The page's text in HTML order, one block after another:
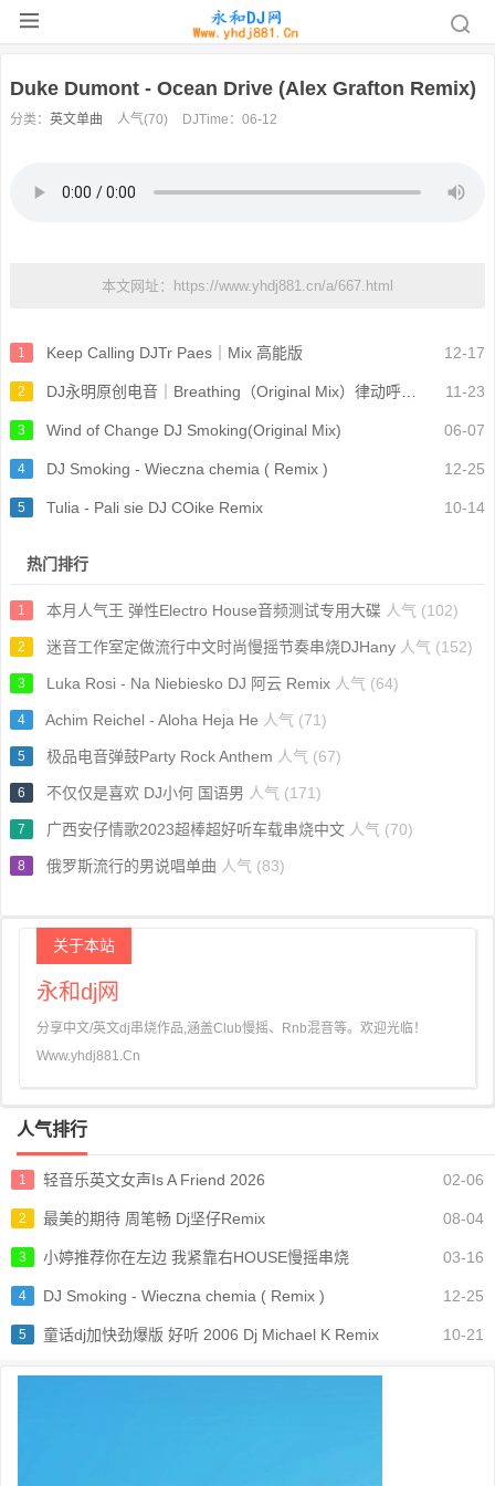
Duke Dumont - Ocean Drive (Alex Grafton Remix)
分类： 英文单曲 人气(70) DJTime：06-12
本文网址：https://www.yhdj881.cn/a/667.html
12-17
1 Keep Calling DJTr Paes｜Mix 高能版
11-23
2 DJ永明原创电音｜Breathing（Original Mix）律动呼吸感单曲
06-07
3 Wind of Change DJ Smoking(Original Mix)
12-25
4 DJ Smoking - Wieczna chemia ( Remix )
10-14
5 Tulia - Pali sie DJ COike Remix
热门排行
1 本月人气王 弹性Electro House音频测试专用大碟 人气 (102)
2 迷音工作室定做流行中文时尚慢摇节奏串烧DJHany 人气 (152)
3 Luka Rosi - Na Niebiesko DJ 阿云 Remix 人气 (64)
4 Achim Reichel - Aloha Heja He 人气 (71)
5 极品电音弹鼓Party Rock Anthem 人气 (67)
6 不仅仅是喜欢 DJ小何 国语男 人气 (171)
7 广西安仔情歌2023超棒超好听车载串烧中文 人气 (70)
8 俄罗斯流行的男说唱单曲 人气 (83)
关于本站
永和dj网
分享中文/英文dj串烧作品,涵盖Club慢摇、Rnb混音等。欢迎光临！
Www.yhdj881.Cn
人气排行
02-06
1 轻音乐英文女声Is A Friend 2026
08-04
2 最美的期待 周笔畅 Dj坚仔Remix
03-16
3 小婷推荐你在左边 我紧靠右HOUSE慢摇串烧
12-25
4 DJ Smoking - Wieczna chemia ( Remix )
10-21
5 童话dj加快劲爆版 好听 2006 Dj Michael K Remix